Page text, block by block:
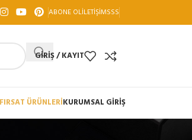
ABONE OLİLETIŞIMSSS
GIRIŞ / KAYIT
FIRSAT ÜRÜNLERİKURUMSAL GİRİŞ